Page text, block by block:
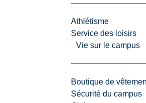
Athlétisme
Service des loisirs
Vie sur le campus
Boutique de
Sécurité du campus